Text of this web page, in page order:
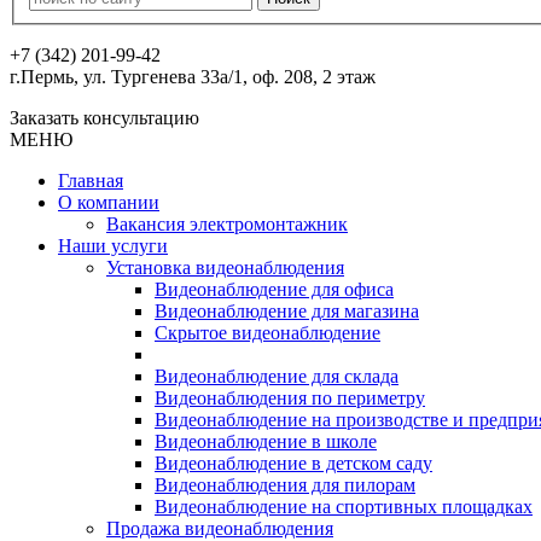
+7 (342) 201-99-42
г.Пермь, ул. Тургенева 33а/1, оф. 208, 2 этаж
Заказать консультацию
МЕНЮ
Главная
О компании
Вакансия электромонтажник
Наши услуги
Установка видеонаблюдения
Видеонаблюдение для офиса
Видеонаблюдение для магазина
Скрытое видеонаблюдение
Видеонаблюдение для склада
Видеонаблюдения по периметру
Видеонаблюдение на производстве и
Видеонаблюдение в школе
Видеонаблюдение в детском саду
Видеонаблюдения для пилорам
Видеонаблюдение на спортивных площадках
Продажа видеонаблюдения